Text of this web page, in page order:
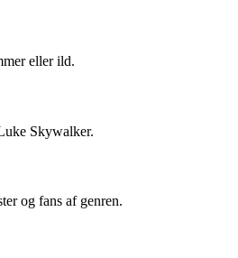
eller ild.
Skywalker.
og fans af genren.